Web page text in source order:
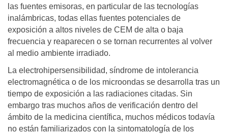
las fuentes emisoras, en particular de las tecnologías
inalámbricas, todas ellas fuentes potenciales de
exposición a altos niveles de CEM de alta o baja
frecuencia y reaparecen o se tornan recurrentes al volver
al medio ambiente irradiado.
La electrohipersensibilidad, síndrome de intolerancia
electromagnética o de los microondas se desarrolla tras un
tiempo de exposición a las radiaciones citadas. Sin
embargo tras muchos años de verificación dentro del
ámbito de la medicina científica, muchos médicos todavía
no están familiarizados con la sintomatología de los